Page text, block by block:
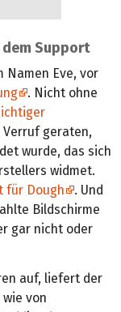
Support
Namen Eve, vor
. Nicht ohne
Verruf geraten,
wurde, das sich
widmet.
für Dough
. Und
Bildschirme
gar nicht oder
auf, liefert der
von